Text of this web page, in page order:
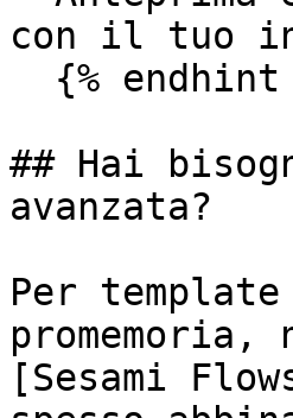
con il tuo
## Hai
avanzata?
Per
[Sesami